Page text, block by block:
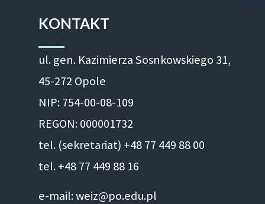
KONTAKT
ul. gen. Kazimierza Sosnkowskiego 31,
45-272 Opole
NIP: 754-00-08-109
REGON: 000001732
tel. (sekretariat) +48 77 449 88 00
tel. +48 77 449 88 16
e-mail: weiz@po.edu.pl